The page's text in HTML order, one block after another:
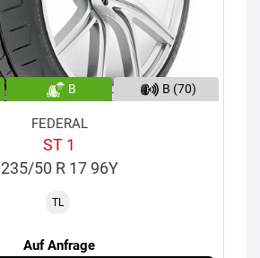
B B (70)
FEDERAL
ST 1
235/50 R 17 96Y
TL
Auf Anfrage